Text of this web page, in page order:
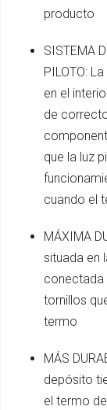
producto
SISTEMA
PILOTO:
en el
de
que la luz
cuando el
MÁXIMA
situada en
conectada
tornillos
termo
MÁS
depósito
el termo